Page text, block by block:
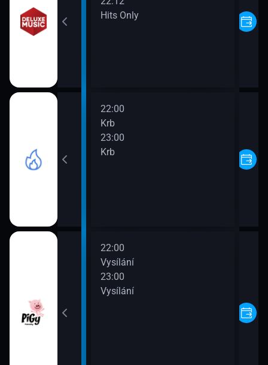
Hits Only
22:00
Krb
23:00
Krb
22:00
Vysílání
23:00
Vysílání